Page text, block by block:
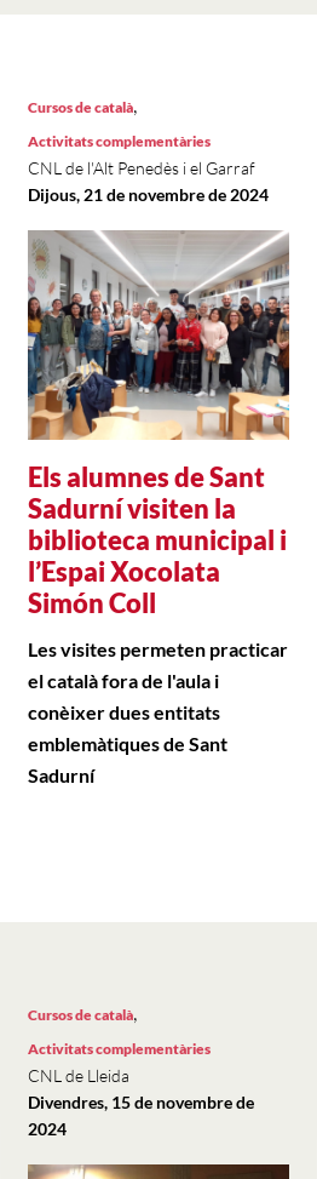
Els alumnes de Sant
Sadurní visiten la
biblioteca municipal i
l’Espai Xocolata
Simón Coll
Cursos de català,
Activitats complementàries
CNL de l'Alt Penedès i el Garraf
Dijous, 21 de novembre de 2024
Les visites permeten practicar
el català fora de l'aula i
conèixer dues entitats
emblemàtiques de Sant
Sadurní
Cursos de català,
Activitats complementàries
CNL de Lleida
Divendres, 15 de novembre de
2024